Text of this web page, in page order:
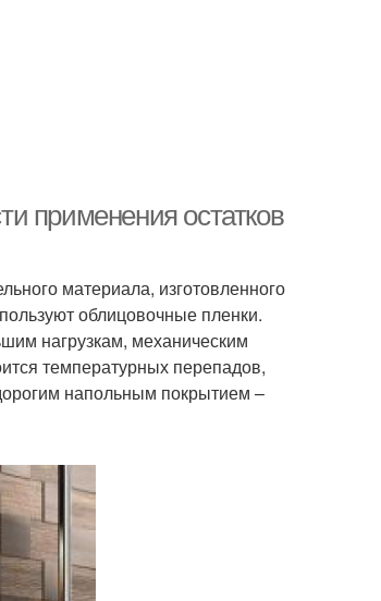
применения остатков
материала, изготовленного
облицовочные пленки.
нагрузкам, механическим
температурных перепадов,
напольным покрытием –